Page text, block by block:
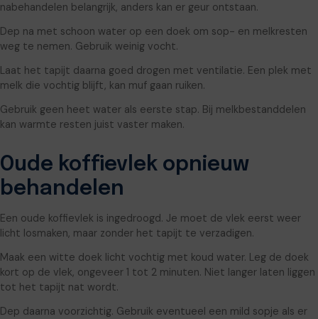
nabehandelen belangrijk, anders kan er geur ontstaan.
Dep na met schoon water op een doek om sop- en melkresten
weg te nemen. Gebruik weinig vocht.
Laat het tapijt daarna goed drogen met ventilatie. Een plek met
melk die vochtig blijft, kan muf gaan ruiken.
Gebruik geen heet water als eerste stap. Bij melkbestanddelen
kan warmte resten juist vaster maken.
Oude koffievlek opnieuw
behandelen
Een oude koffievlek is ingedroogd. Je moet de vlek eerst weer
licht losmaken, maar zonder het tapijt te verzadigen.
Maak een witte doek licht vochtig met koud water. Leg de doek
kort op de vlek, ongeveer 1 tot 2 minuten. Niet langer laten liggen
tot het tapijt nat wordt.
Dep daarna voorzichtig. Gebruik eventueel een mild sopje als er